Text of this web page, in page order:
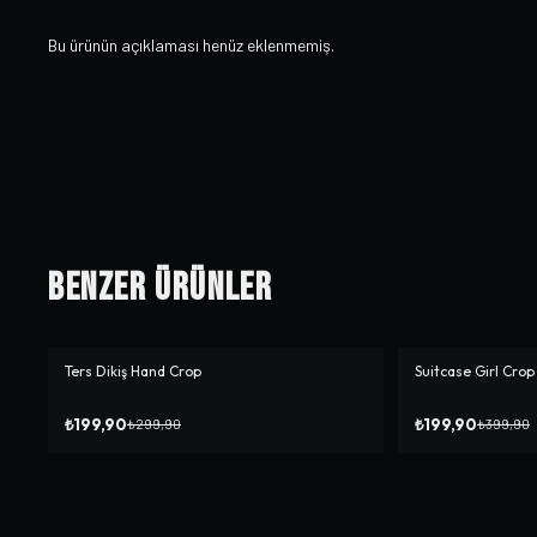
Bu ürünün açıklaması henüz eklenmemiş.
Benzer Ürünler
-%33
Ters Dikiş Hand Crop
₺199,90₺299,90
-%50
Suitcase Girl Crop
₺199,90₺399,90